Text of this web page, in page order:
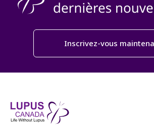
Inscrivez-vous